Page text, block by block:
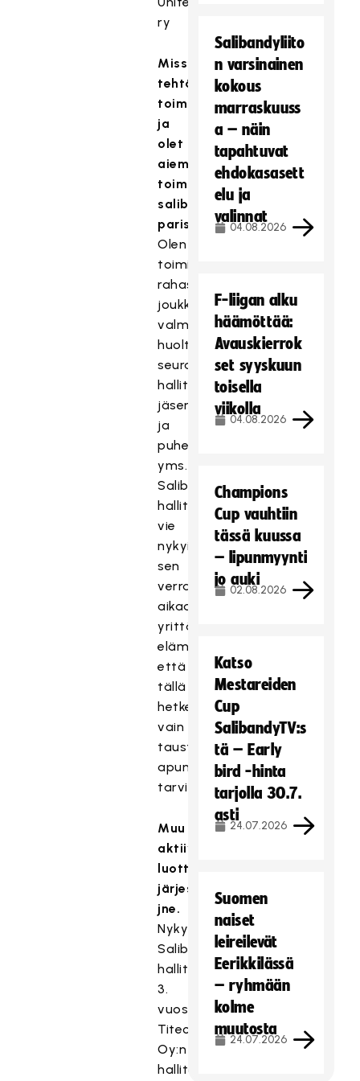
ry
Missä
tehtävissä
toimit
ja
olet
aiemmin
toiminut
salibandyn
parissa?
Olen
toiminut
rahastonhoitajana,
joukkueenjohtajana,
valmentajana,
huoltajana,
seuran
hallituksen
jäsenenä
ja
puheenjohtajana,
yms.
Salibandyliiton
hallitustyö
vie
nykyisin
sen
verran
aikaa
yrittäjän
elämästä,
että
tällä
hetkellä
vain
taustoilla
apuna
tarvittaessa.
Muu
aktiivisuus:
luottamustoimet,
järjestökokemus
jne.
Nykyisin:
Salibandyliiton
hallituksessa
3.
vuosi
Titec
Oy:n
hallituksen
Salibandyliito
n varsinainen
kokous
marraskuuss
a – näin
tapahtuvat
ehdokasasett
elu ja
valinnat
04.08.2026
F-liigan alku
häämöttää:
Avauskierrok
set syyskuun
toisella
viikolla
04.08.2026
Champions
Cup vauhtiin
tässä kuussa
– lipunmyynti
jo auki
02.08.2026
Katso
Mestareiden
Cup
SalibandyTV:s
tä – Early
bird -hinta
tarjolla 30.7.
asti
24.07.2026
Suomen
naiset
leireilevät
Eerikkilässä
– ryhmään
kolme
muutosta
24.07.2026